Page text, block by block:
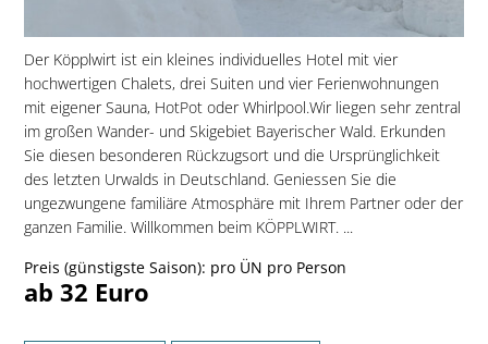
Der Köpplwirt ist ein kleines individuelles Hotel mit vier
hochwertigen Chalets, drei Suiten und vier Ferienwohnungen
mit eigener Sauna, HotPot oder Whirlpool.Wir liegen sehr zentral
im großen Wander- und Skigebiet Bayerischer Wald. Erkunden
Sie diesen besonderen Rückzugsort und die Ursprünglichkeit
des letzten Urwalds in Deutschland. Geniessen Sie die
ungezwungene familiäre Atmosphäre mit Ihrem Partner oder der
ganzen Familie. Willkommen beim KÖPPLWIRT. ...
Preis (günstigste Saison): pro ÜN pro Person
ab 32 Euro